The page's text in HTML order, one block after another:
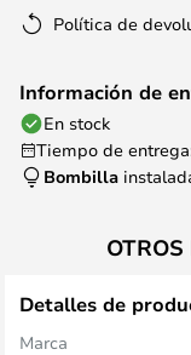
Política de
Información de
En stock
Tiempo de
Bombilla
Detalles de
Marca